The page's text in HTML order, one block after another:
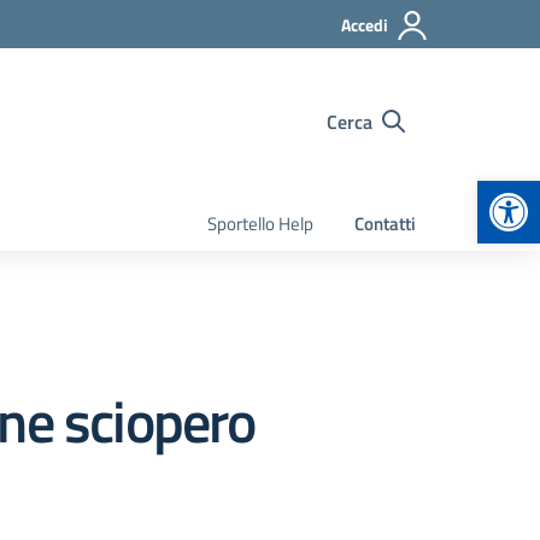
Accedi
Cerca
Sportello Help Contatti
sciopero